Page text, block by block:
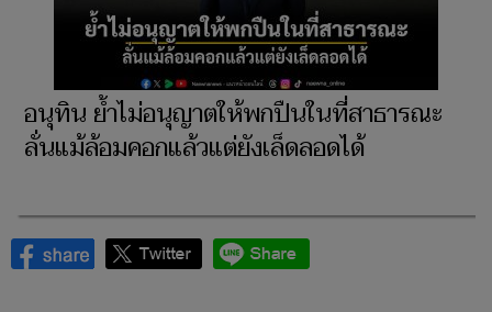
อนุทิน ย้ำไม่อนุญาตให้พกปืนในที่สาธารณะ
ลั่นแม้ล้อมคอกแล้วแต่ยังเล็ดลอดได้